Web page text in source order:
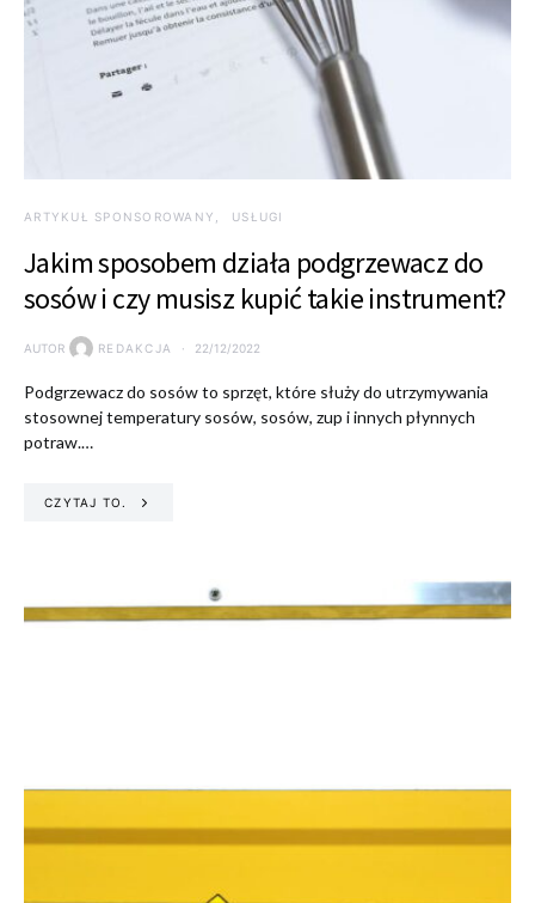
ARTYKUŁ SPONSOROWANY USŁUGI
Jakim sposobem działa podgrzewacz do
sosów i czy musisz kupić takie instrument?
AUTOR REDAKCJA 22/12/2022
Podgrzewacz do sosów to sprzęt, które służy do utrzymywania
stosownej temperatury sosów, sosów, zup i innych płynnych
potraw.…
CZYTAJ TO.